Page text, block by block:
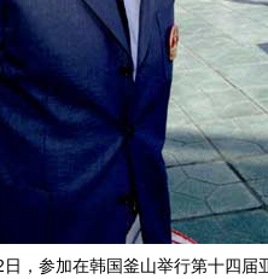
参加在韩国釜山举行第十四届